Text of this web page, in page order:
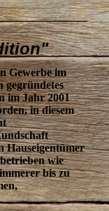
Gewerbe im
gegründetes
im Jahr 2001
in diesem
Hauseigentümer
wie
bis zu